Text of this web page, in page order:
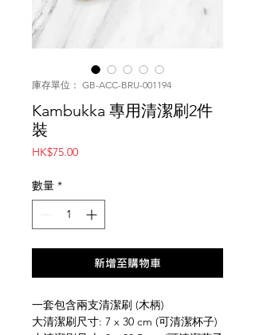
庫存單位： GB-ACC-BRU-001194
Kambukka 專用清潔刷2件
裝
HK$75.00價
數量 *
新增至購物車
一套包含兩支清潔刷 (木柄)
大清潔刷尺寸: 7 x 30 cm (可清潔杯子)